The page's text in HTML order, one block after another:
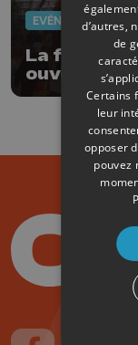
EVÈNEMENTS
La foire de
ouverte
d’autres,
de
Certains
leur
opposer
pouvez